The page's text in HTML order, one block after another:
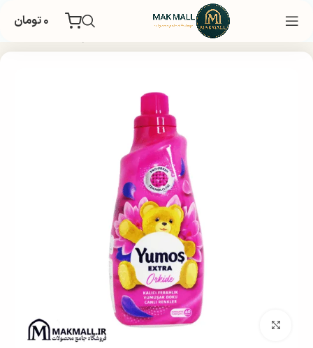
۰تومان
شوینده و نظافت لباسشویی
برای بزرگنمایی کلیک کنید